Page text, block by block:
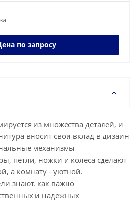
по запросу
из множества деталей, и
вносит свой вклад в дизайн
механизмы
петли, ножки и колеса сделают
а комнату - уютной.
знают, как важно
и надежных